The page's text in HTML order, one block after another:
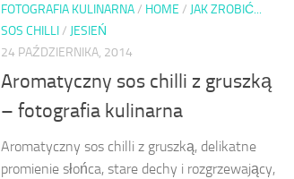
FOTOGRAFIA KULINARNA/ HOME / JAK ZROBIĆ...
SOS CHILLI/ JESIEŃ
24 PAŹDZIERNIKA, 2014
Aromatyczny sos chilli z gruszką
– fotografia kulinarna
Aromatyczny sos chilli z gruszką, delikatne
promienie słońca, stare dechy i rozgrzewający,